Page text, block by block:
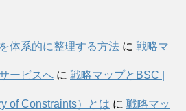
体系的に整理する方法 に 戦略マ
ービスへ に 戦略マップとBSC |
of Constraints）とは に 戦略マッ